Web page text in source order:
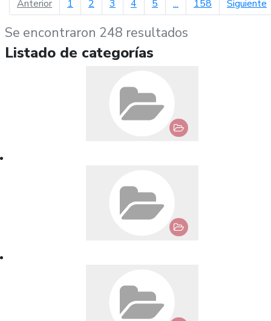
Anteriorpágina anterior
1 2 3 4 5 ... 158 Siguiente
Se encontraron 248 resultados
Listado de categorías